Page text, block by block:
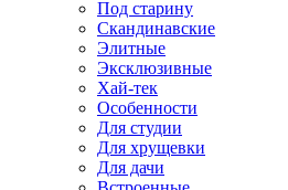
Под старину
Скандинавские
Элитные
Эксклюзивные
Хай-тек
Особенности
Для студии
Для хрущевки
Для дачи